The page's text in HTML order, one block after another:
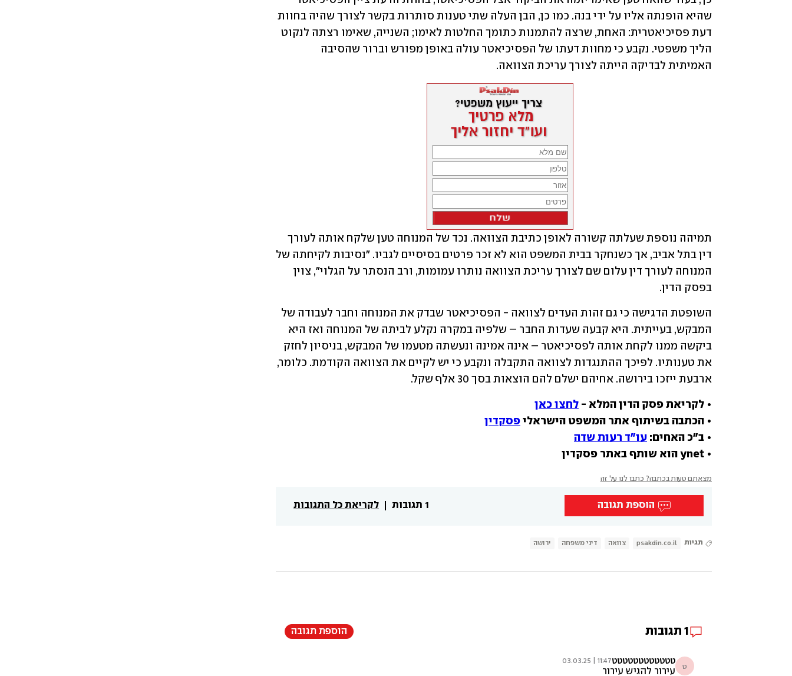
האמיתית לבדיקה הייתה לצורך עריכת הצוואה.
בפסק הדין.
ארבעת ייזכו בירושה. אחיהם ישלם להם הוצאות בסך 30 אלף שקל.
• לקריאת פסק הדין המלא - לחצו כאן
• הכתבה בשיתוף אתר המשפט הישראלי פסקדין
• ב"כ האחים: עו"ד רעות שדה
• ynet הוא שותף באתר פסקדין
מצאתם טעות בכתבה? כתבו לנו על זה
לקריאת כל התגובות 1 תגובות הוספת תגובה
תגיות psakdin.co.il צוואה דיני משפחה ירושה
1 תגובות הוספת תגובה
ט טטטטטטטטטטטט11:47 | 03.03.25
עירור להגיש עירור